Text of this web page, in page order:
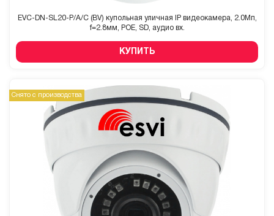
EVC-DN-SL20-P/A/C (BV) купольная уличная IP видеокамера, 2.0Мп,
f=2.8мм, POE, SD, аудио вх.
КУПИТЬ
Снято с производства